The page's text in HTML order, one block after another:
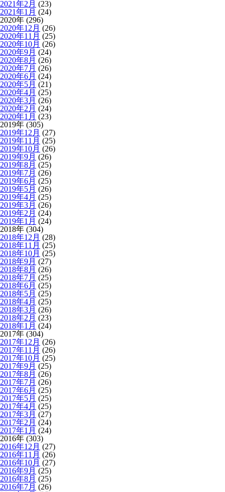
2021年2月 (23)
2021年1月 (24)
2020年 (296)
2020年12月 (26)
2020年11月 (25)
2020年10月 (26)
2020年9月 (24)
2020年8月 (26)
2020年7月 (26)
2020年6月 (24)
2020年5月 (21)
2020年4月 (25)
2020年3月 (26)
2020年2月 (24)
2020年1月 (23)
2019年 (305)
2019年12月 (27)
2019年11月 (25)
2019年10月 (26)
2019年9月 (26)
2019年8月 (25)
2019年7月 (26)
2019年6月 (25)
2019年5月 (26)
2019年4月 (25)
2019年3月 (26)
2019年2月 (24)
2019年1月 (24)
2018年 (304)
2018年12月 (28)
2018年11月 (25)
2018年10月 (25)
2018年9月 (27)
2018年8月 (26)
2018年7月 (25)
2018年6月 (25)
2018年5月 (25)
2018年4月 (25)
2018年3月 (26)
2018年2月 (23)
2018年1月 (24)
2017年 (304)
2017年12月 (26)
2017年11月 (26)
2017年10月 (25)
2017年9月 (25)
2017年8月 (26)
2017年7月 (26)
2017年6月 (25)
2017年5月 (25)
2017年4月 (25)
2017年3月 (27)
2017年2月 (24)
2017年1月 (24)
2016年 (303)
2016年12月 (27)
2016年11月 (26)
2016年10月 (27)
2016年9月 (25)
2016年8月 (25)
2016年7月 (26)